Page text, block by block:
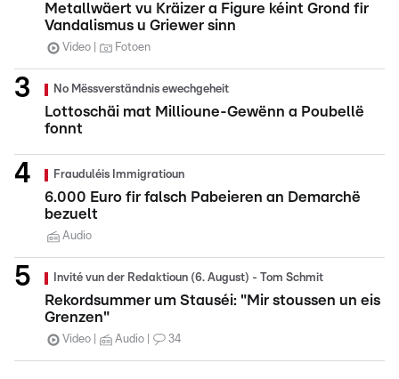
Metallwäert vu Kräizer a Figure kéint Grond fir
Vandalismus u Griewer sinn
Video Fotoen
No Mëssverständnis ewechgeheit
Lottoschäi mat Millioune-Gewënn a Poubellë
fonnt
Frauduléis Immigratioun
6.000 Euro fir falsch Pabeieren an Demarchë
bezuelt
Audio
Invité vun der Redaktioun (6. August) - Tom Schmit
Rekordsummer um Stauséi: "Mir stoussen un eis
Grenzen"
Video Audio 34